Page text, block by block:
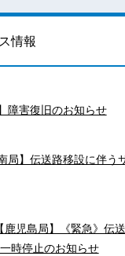
情報
障害復旧のお知らせ
局】伝送路移設に伴う
児島局】《緊急》伝
時停止のお知らせ